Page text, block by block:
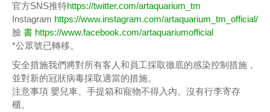
官方SNS推特https://twitter.com/artaquarium_tm
Instagram https://www.instagram.com/artaquarium_tm_official/
臉 書 https://www.facebook.com/artaquariumofficial
*公眾號已轉移。
安全措施我們將對所有客人和員工採取徹底的感染控制措施，
並對新的冠狀病毒採取適當的措施。
注意事項 嬰兒車、手提箱和寵物不得入內。沒有行李寄存
櫃。